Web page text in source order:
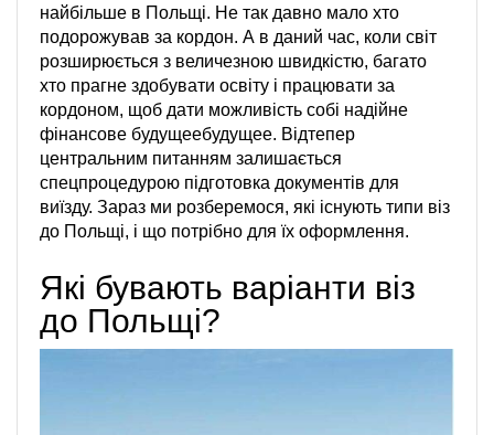
найбільше в Польщі. Не так давно мало хто
подорожував за кордон. А в даний час, коли світ
розширюється з величезною швидкістю, багато
хто прагне здобувати освіту і працювати за
кордоном, щоб дати можливість собі надійне
фінансове будущеебудущее. Відтепер
центральним питанням залишається
спецпроцедурою підготовка документів для
виїзду. Зараз ми розберемося, які існують типи віз
до Польщі, і що потрібно для їх оформлення.
Які бувають варіанти віз
до Польщі?